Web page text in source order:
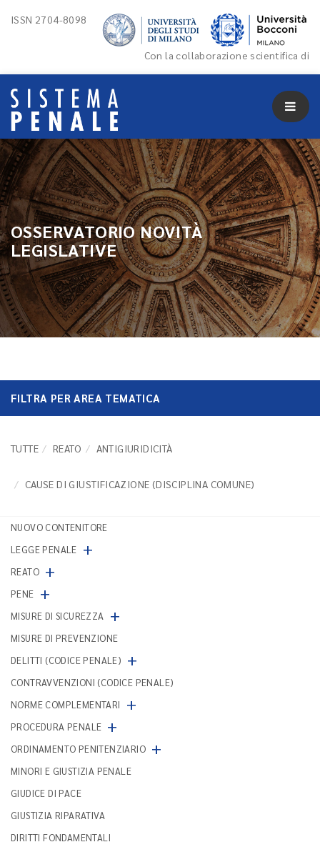
ISSN 2704-8098
Con la collaborazione scientifica di
OSSERVATORIO NOVITÀ
LEGISLATIVE
FILTRA PER AREA TEMATICA
TUTTE REATO ANTIGIURIDICITÀ
CAUSE DI GIUSTIFICAZIONE (DISCIPLINA COMUNE)
NUOVO CONTENITORE
LEGGE PENALE +
REATO +
PENE +
MISURE DI SICUREZZA +
MISURE DI PREVENZIONE
DELITTI (CODICE PENALE) +
CONTRAVVENZIONI (CODICE PENALE)
NORME COMPLEMENTARI
+
PROCEDURA PENALE +
ORDINAMENTO PENITENZIARIO +
MINORI E GIUSTIZIA PENALE
GIUDICE DI PACE
GIUSTIZIA RIPARATIVA
DIRITTI FONDAMENTALI